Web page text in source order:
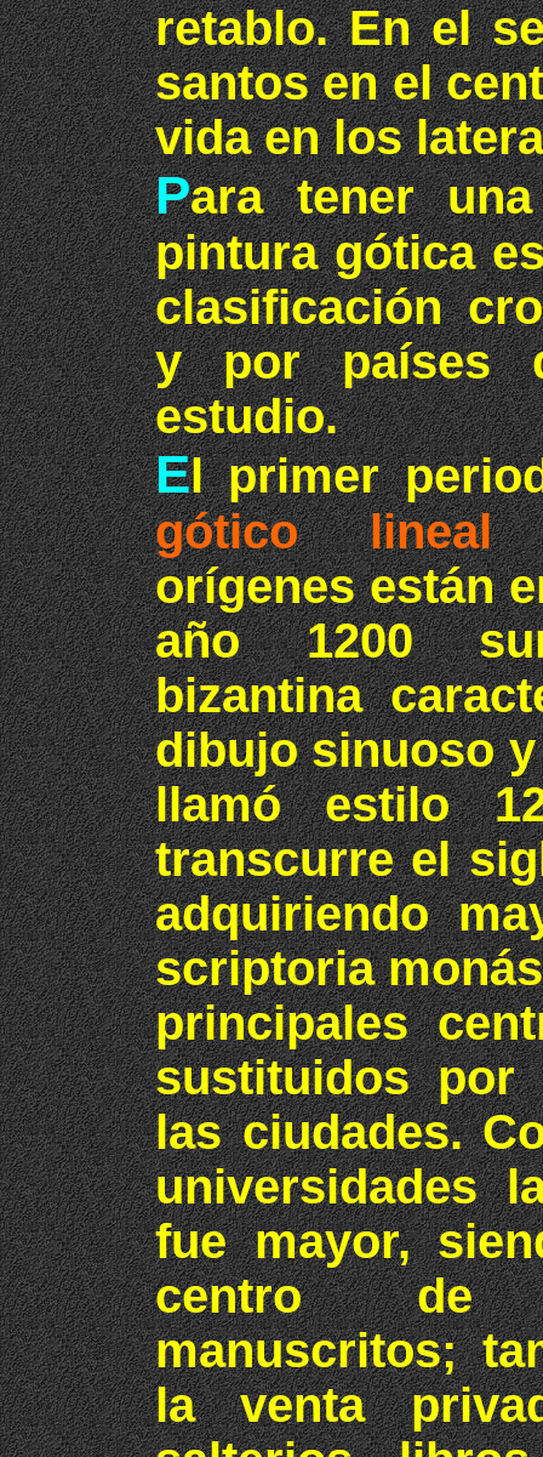
retablo. En el
santos en el
vida en los
Para tener
pintura gótica
clasificación
y por países
estudio.
El primer
gótico lineal
orígenes están
año 1200
bizantina
dibujo sinuoso
llamó estilo
transcurre el
adquiriendo
scriptoria
principales
sustituidos por
las ciudades.
universidades
fue mayor,
centro de
manuscritos;
la venta